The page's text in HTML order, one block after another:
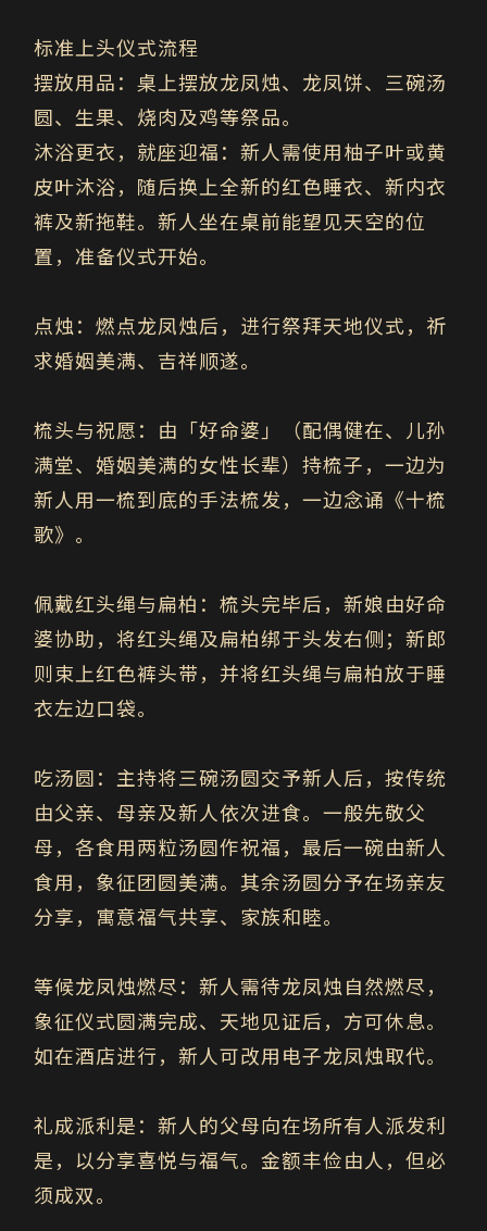
标准上头仪式流程
摆放用品：桌上摆放龙凤烛、龙凤饼、三碗汤
圆、生果、烧肉及鸡等祭品。
沐浴更衣，就座迎福：新人需使用柚子叶或黄
皮叶沐浴，随后换上全新的红色睡衣、新内衣
裤及新拖鞋。新人坐在桌前能望见天空的位
置，准备仪式开始。
点烛：燃点龙凤烛后，进行祭拜天地仪式，祈
求婚姻美满、吉祥顺遂。
梳头与祝愿： 由「好命婆」（配偶健在、儿孙
满堂、婚姻美满的女性长辈）持梳子，一边为
新人用一梳到底的手法梳发，一边念诵《十梳
歌》。
佩戴红头绳与扁柏：梳头完毕后，新娘由好命
婆协助，将红头绳及扁柏绑于头发右侧；新郎
则束上红色裤头带，并将红头绳与扁柏放于睡
衣左边口袋。
吃汤圆： 主持将三碗汤圆交予新人后，按传统
由父亲、母亲及新人依次进食。一般先敬父
母，各食用两粒汤圆作祝福，最后一碗由新人
食用，象征团圆美满。其余汤圆分予在场亲友
分享，寓意福气共享、家族和睦。
等候龙凤烛燃尽：新人需待龙凤烛自然燃尽，
象征仪式圆满完成、天地见证后，方可休息。
如在酒店进行，新人可改用电子龙凤烛取代。
礼成派利是：新人的父母向在场所有人派发利
是，以分享喜悦与福气。金额丰俭由人，但必
须成双。